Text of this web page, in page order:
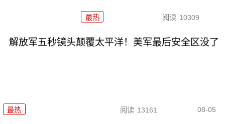
最热 阅读 10309
解放军五秒镜头颠覆太平洋！美军最后安全区没了
最热 阅读 13161 08-05